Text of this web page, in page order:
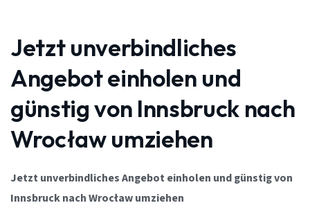
Jetzt unverbindliches
Angebot einholen und
günstig von Innsbruck nach
Wrocław umziehen
Jetzt unverbindliches Angebot einholen und günstig von
Innsbruck nach Wrocław umziehen